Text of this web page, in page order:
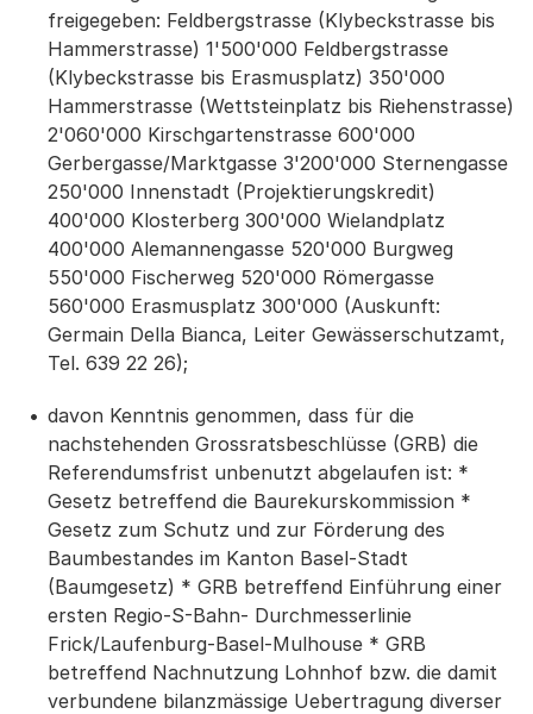
freigegeben: Feldbergstrasse (Klybeckstrasse bis
Hammerstrasse) 1'500'000 Feldbergstrasse
(Klybeckstrasse bis Erasmusplatz) 350'000
Hammerstrasse (Wettsteinplatz bis Riehenstrasse)
2'060'000 Kirschgartenstrasse 600'000
Gerbergasse/Marktgasse 3'200'000 Sternengasse
250'000 Innenstadt (Projektierungskredit)
400'000 Klosterberg 300'000 Wielandplatz
400'000 Alemannengasse 520'000 Burgweg
550'000 Fischerweg 520'000 Römergasse
560'000 Erasmusplatz 300'000 (Auskunft:
Germain Della Bianca, Leiter Gewässerschutzamt,
Tel. 639 22 26);
davon Kenntnis genommen, dass für die
nachstehenden Grossratsbeschlüsse (GRB) die
Referendumsfrist unbenutzt abgelaufen ist: *
Gesetz betreffend die Baurekurskommission *
Gesetz zum Schutz und zur Förderung des
Baumbestandes im Kanton Basel-Stadt
(Baumgesetz) * GRB betreffend Einführung einer
ersten Regio-S-Bahn- Durchmesserlinie
Frick/Laufenburg-Basel-Mulhouse * GRB
betreffend Nachnutzung Lohnhof bzw. die damit
verbundene bilanzmässige Uebertragung diverser